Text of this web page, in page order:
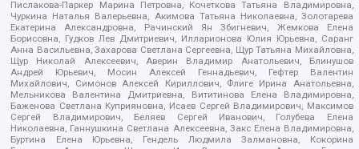
Пислакова-Паркер Марина Петровна, Кочеткова Татьяна Владимировна,
Чуркина Наталья Валерьевна, Акимова Татьяна Николаевна, Золотарева
Екатерина Александровна, Рачинский Ян Збигневич, Жемкова Елена
Борисовна, Гудков Лев Дмитриевич, Илларионова Юлия Юрьевна, Саранг
Анна Васильевна, Захарова Светлана Сергеевна, Щур Татьяна Михайловна,
Щур Николай Алексеевич, Аверин Владимир Анатольевич, Блинушов
Андрей Юрьевич, Мосин Алексей Геннадьевич, Гефтер Валентин
Михайлович, Симонов Алексей Кириллович, Флиге Ирина Анатольевна,
Мельникова Валентина Дмитриевна, Вититинова Елена Владимировна,
Баженова Светлана Куприяновна, Исаев Сергей Владимирович, Максимов
Сергей Владимирович, Беляев Сергей Иванович, Голубева Елена
Николаевна, Ганнушкина Светлана Алексеевна, Закс Елена Владимировна,
Буртина Елена Юрьевна, Гендель Людмила Залмановна, Кокорина